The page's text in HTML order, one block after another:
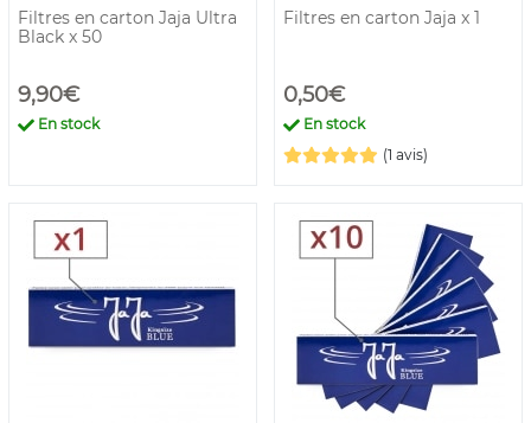
Filtres en carton Jaja Ultra
Black x 50
9,90€
En stock
Filtres en carton Jaja x 1
0,50€
En stock
(1 avis)